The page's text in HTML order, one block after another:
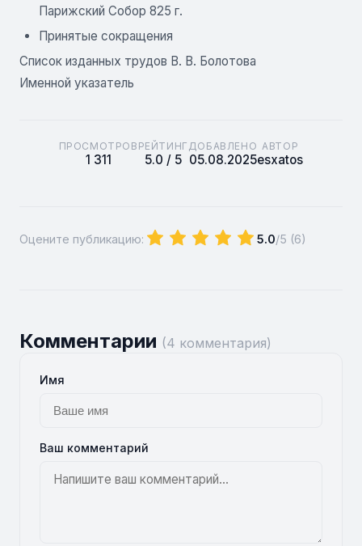
Парижский Собор 825 г.
Принятые сокращения
Список изданных трудов В. В. Болотова
Именной указатель
ПРОСМОТРОВ
1 311
РЕЙТИНГ
5.0 / 5
ДОБАВЛЕНО
05.08.2025
АВТОР
esxatos
Оцените публикацию: 5.0/5 (6)
Комментарии (4 комментария)
Имя
Ваш комментарий